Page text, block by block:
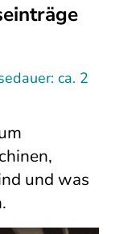
ca. 2
und was